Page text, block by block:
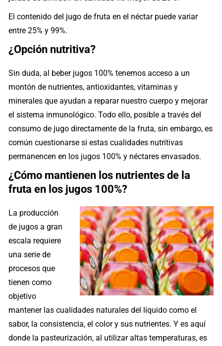
El contenido del jugo de fruta en el néctar puede variar
entre 25% y 99%.
¿Opción nutritiva?
Sin duda, al beber jugos 100% tenemos acceso a un
montón de nutrientes, antioxidantes, vitaminas y
minerales que ayudan a reparar nuestro cuerpo y mejorar
el sistema inmunológico. Todo ello, posible a través del
consumo de jugo directamente de la fruta, sin embargo, es
común cuestionarse si estas cualidades nutritivas
permanencen en los jugos 100% y néctares envasados.
¿Cómo mantienen los nutrientes de la
fruta en los jugos 100%?
La producción
de jugos a gran
escala requiere
una serie de
procesos que
tienen como
objetivo
mantener las cualidades naturales del líquido como el
sabor, la consistencia, el color y sus nutrientes. Y es aquí
donde la pasteurización, al utilizar altas temperaturas, es